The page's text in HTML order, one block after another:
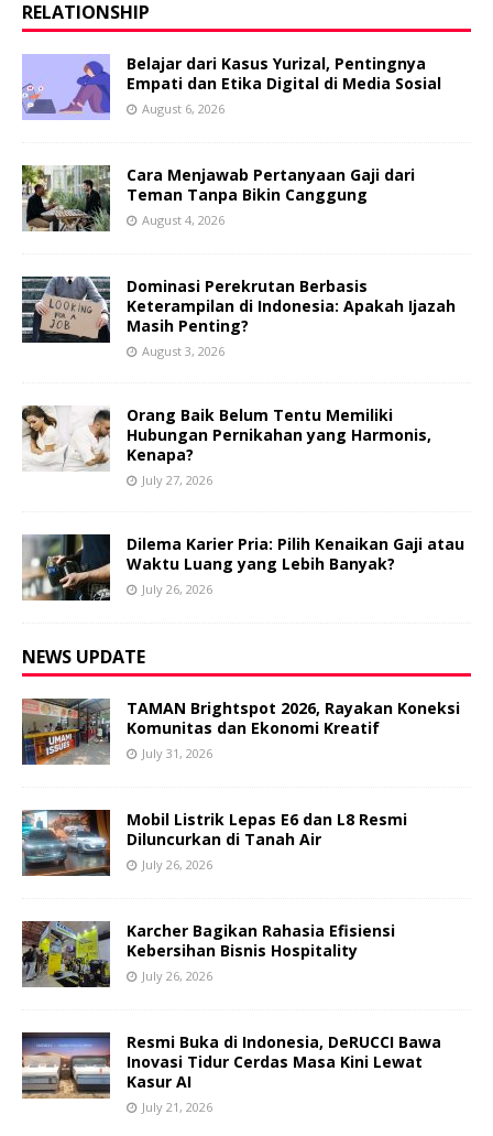
RELATIONSHIP
Belajar dari Kasus Yurizal, Pentingnya
Empati dan Etika Digital di Media Sosial
August 6, 2026
Cara Menjawab Pertanyaan Gaji dari
Teman Tanpa Bikin Canggung
August 4, 2026
Dominasi Perekrutan Berbasis
Keterampilan di Indonesia: Apakah Ijazah
Masih Penting?
August 3, 2026
Orang Baik Belum Tentu Memiliki
Hubungan Pernikahan yang Harmonis,
Kenapa?
July 27, 2026
Dilema Karier Pria: Pilih Kenaikan Gaji atau
Waktu Luang yang Lebih Banyak?
July 26, 2026
NEWS UPDATE
TAMAN Brightspot 2026, Rayakan Koneksi
Komunitas dan Ekonomi Kreatif
July 31, 2026
Mobil Listrik Lepas E6 dan L8 Resmi
Diluncurkan di Tanah Air
July 26, 2026
Karcher Bagikan Rahasia Efisiensi
Kebersihan Bisnis Hospitality
July 26, 2026
Resmi Buka di Indonesia, DeRUCCI Bawa
Inovasi Tidur Cerdas Masa Kini Lewat
Kasur AI
July 21, 2026